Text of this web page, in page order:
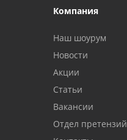
Компания
Наш шоурум
Новости
Акции
Статьи
Вакансии
Отдел претензий